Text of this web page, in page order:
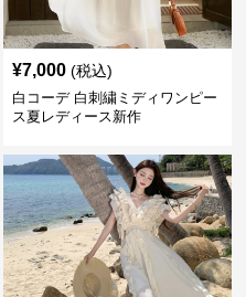
¥7,000 (税込)
白コーデ 白刺繍ミディワンピー
ス夏レディース新作